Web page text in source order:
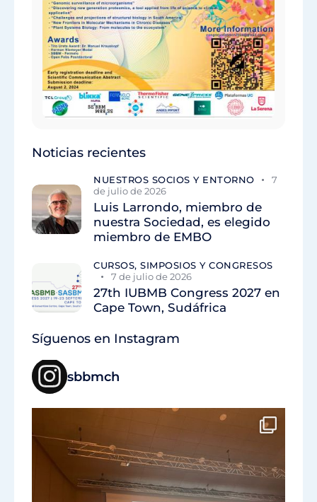
Noticias recientes
NUESTROS SOCIOS Y ENTORNO
7
de julio de 2026
Luis Larrondo, miembro de
nuestra Sociedad, es elegido
miembro de EMBO
CURSOS, SIMPOSIOS Y CONGRESOS
7 de julio de 2026
27th IUBMB Congress 2027 en
Cape Town, Sudáfrica
Síguenos en Instagram
sbbmch